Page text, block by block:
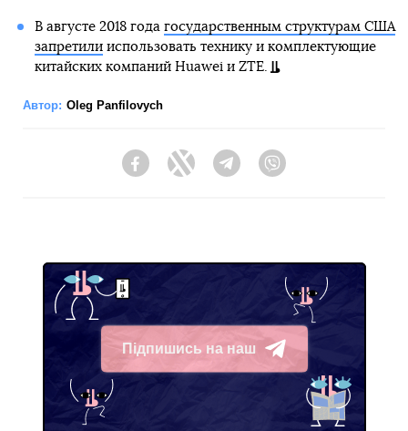
В августе 2018 года государственным структурам США
запретилииспользовать технику и комплектующие
китайских компаний Huawei и ZTE.
Автор: Oleg Panfilovych
FacebookTwitter Telegram
Підпишись на наш
Telegram